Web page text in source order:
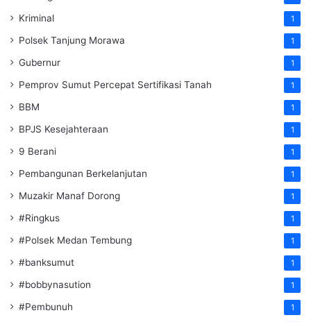
Kriminal 1
Polsek Tanjung Morawa 1
Gubernur 1
Pemprov Sumut Percepat Sertifikasi Tanah 1
BBM 1
BPJS Kesejahteraan 1
9 Berani 1
Pembangunan Berkelanjutan 1
Muzakir Manaf Dorong 1
#Ringkus 1
#Polsek Medan Tembung 1
#banksumut 1
#bobbynasution 1
#Pembunuh 1